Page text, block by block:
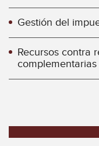
Gestión del
Recursos contra